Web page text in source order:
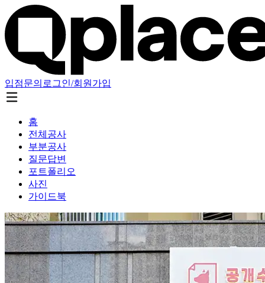
입점문의 로그인/회원가입
홈
전체공사
부분공사
질문답변
포트폴리오
사진
가이드북